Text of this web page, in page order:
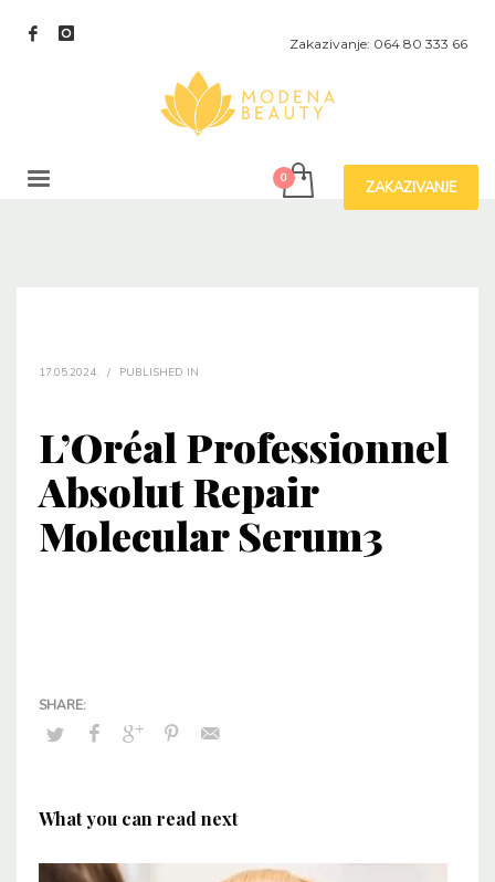
Zakazivanje: 064 80 333 66
ZAKAZIVANJE
17.05.2024. / PUBLISHED IN
L’Oréal Professionnel
Absolut Repair
Molecular Serum3
What you can read next